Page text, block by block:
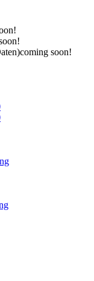
coming soon!